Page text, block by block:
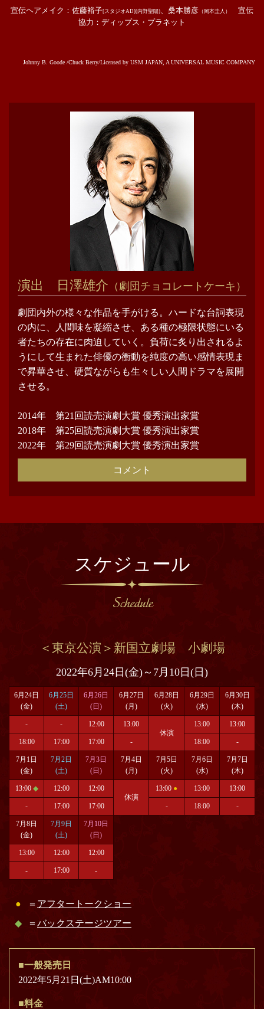
宣伝ヘアメイク：佐藤裕子[スタジオAD](内野聖陽)、桑本勝彦 （岡本圭人）
宣伝
協力：ディップス・プラネット
Johnny B. Goode /Chuck Berry/Licensed by USM JAPAN, A UNIVERSAL MUSIC COMPANY
演出 日澤雄介 （劇団チョコレートケーキ）
劇団内外の様々な作品を手がける。ハードな台詞表現
の内に、人間味を凝縮させ、ある種の極限状態にいる
者たちの存在に肉迫していく。負荷に炙り出されるよ
うにして生まれた俳優の衝動を純度の高い感情表現ま
で昇華させ、硬質ながらも生々しい人間ドラマを展開
させる。
2014年 第21回読売演劇大賞 優秀演出家賞
2018年 第25回読売演劇大賞 優秀演出家賞
2022年 第29回読売演劇大賞 優秀演出家賞
コメント
スケジュール
＜東京公演＞新国立劇場 小劇場
2022年6月24日(金)～7月10日(日)
6月24日
(金)
6月25日
(土)
6月26日
(日)
6月27日
(月)
6月28日
(火)
6月29日
(水)
6月30日
(木)
- - 12:00
13:00
休演
13:00 13:00
18:00 17:00 17:00 - 18:00 -
7月1日
(金)
7月2日
(土)
7月3日
(日)
7月4日
(月)
7月5日
(火)
7月6日
(水)
7月7日
(木)
13:00 ◆ 12:00
12:00
休演
13:00 ● 13:00 13:00
- 17:00 17:00 - 18:00 -
7月8日
(金)
7月9日
(土)
7月10日
(日)
13:00 12:00 12:00
- 17:00 -
● ＝ アフタートークショー
◆
＝ バックステージツアー
■一般発売日
2022年5月21日(土)AM10:00
■料金